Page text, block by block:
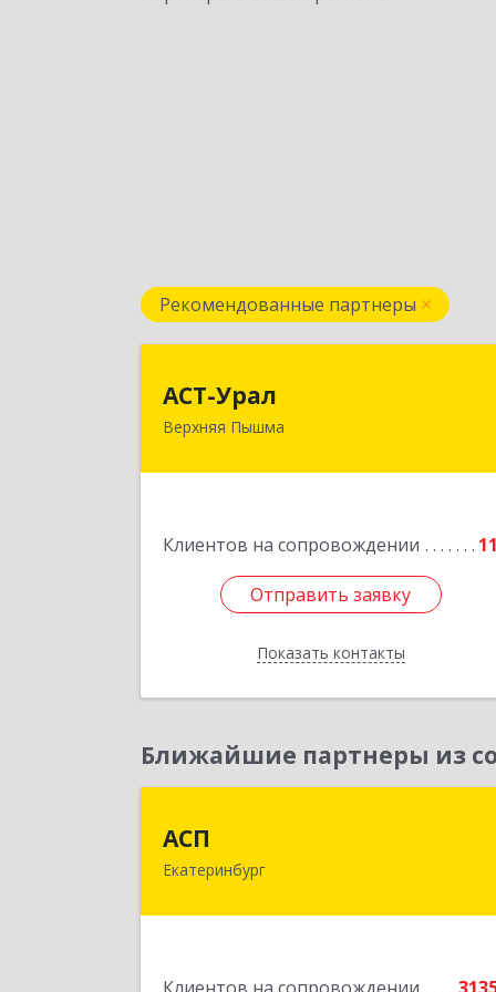
Рекомендованные партнеры
АСТ-Урал
Верхняя Пышма
Клиентов на сопровождении 11
Отправить заявку
Показать контакты
624090, Свердловская обл, Верхняя
Подробнее
Отправить заявку
Назад
Ближайшие партнеры из
АСП
Екатеринбург
Подробнее